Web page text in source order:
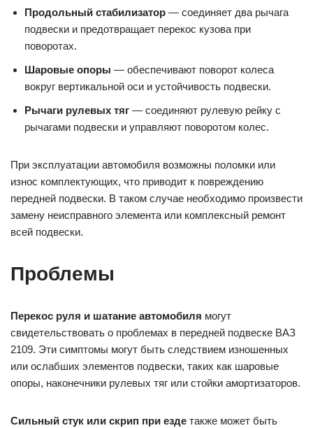
Продольный стабилизатор — соединяет два рычага
подвески и предотвращает перекос кузова при
поворотах.
Шаровые опоры — обеспечивают поворот колеса
вокруг вертикальной оси и устойчивость подвески.
Рычаги рулевых тяг — соединяют рулевую рейку с
рычагами подвески и управляют поворотом колес.
При эксплуатации автомобиля возможны поломки или
износ комплектующих, что приводит к повреждению
передней подвески. В таком случае необходимо произвести
замену неисправного элемента или комплексный ремонт
всей подвески.
Проблемы
Перекос руля и шатание автомобиля могут
свидетельствовать о проблемах в передней подвеске ВАЗ
2109. Эти симптомы могут быть следствием изношенных
или ослабших элементов подвески, таких как шаровые
опоры, наконечники рулевых тяг или стойки амортизаторов.
Сильный стук или скрип при езде также может быть